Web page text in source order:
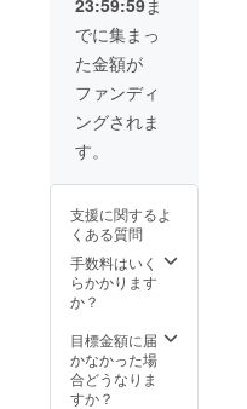
にたて
ぬいご
おり）
原料
米：五
度：±0
精米歩
合：
70％ 容
量：
アル
コール
度数：
15度
米：佐
香錦
（島根
県産）
日本酒
度：＋
１ 精米
720ml
アル
コール
度数：
15度 ■
ン正
宗 日
本酒仕
込みの
１本
火入れ
・希望
の方は
商品ブ
ランド
ページ
礼の
メッ
■ヤマサ
ン正宗
米吟醸
の詳細
原料
500ml
１本
・ヤマ
サン正
宗｜純
米大吟
醸 原酒
【山田
錦】火
入れ ・
出雲国
楯縫郡
（いず
ぬいご
おり）
720ml
田錦】
1.8L １
本 火入
れ ・
ヤマサ
ン古滴
｜三年
米大吟
醸 原
酒 1.8L
１本
火入
れ ・
宗 古
滴｜三
年熟
品ブラ
ンド
ページ
にお名
前を掲
載 ・お
礼の
※おちょ
像はイ
メージ
です。
本リ
まれま
せん。
■ヤマサ
くださ
るあな
たは、
さなが
ら伝道
師のよ
う。送
＜リ
詳細＞
・「う
さぎ
雲」
720ml 4
粧箱
入）火
入れ ・
希望の
でに集まっ
た金額が
ファンディ
ングされま
す。
支援に関するよ
くある質問
手数料はいく
らかかります
か？
目標金額に届
かなかった場
合どうなりま
すか？